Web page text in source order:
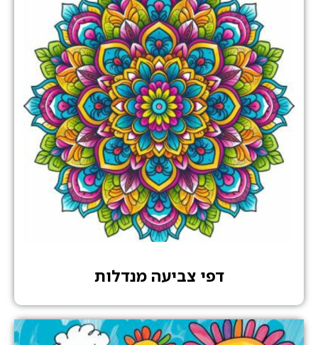
דפי צביעה מנדלות